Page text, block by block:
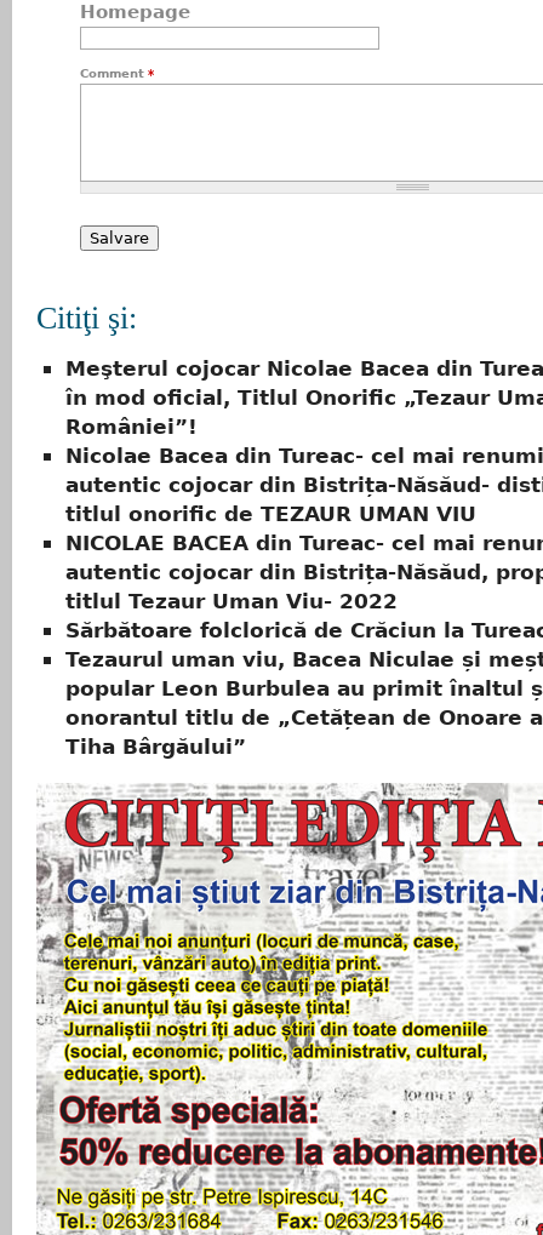
Homepage
Comment *
Citiţi şi:
Meşterul cojocar Nicolae Bacea din
în mod oficial, Titlul Onorific „Tezaur
României”!
Nicolae Bacea din Tureac- cel mai
autentic cojocar din Bistrița-Năsăud-
titlul onorific de TEZAUR UMAN VIU
NICOLAE BACEA din Tureac- cel mai
autentic cojocar din Bistrița-Năsăud,
titlul Tezaur Uman Viu- 2022
Sărbătoare folclorică de Crăciun la
Tezaurul uman viu, Bacea Niculae și
popular Leon Burbulea au primit înaltul
onorantul titlu de „Cetățean de Onoare
Tiha Bârgăului”